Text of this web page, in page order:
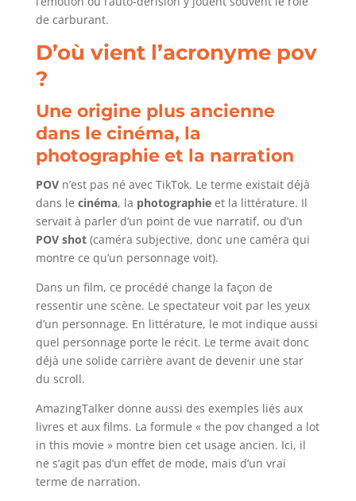
de carburant.
D’où vient l’acronyme pov
?
Une origine plus ancienne
dans le cinéma, la
photographie et la narration
POVn’est pas né avec TikTok. Le terme existait déjà
dans le cinéma, la photographieet la littérature. Il
servait à parler d’un point de vue narratif, ou d’un
POV shot(caméra subjective, donc une caméra qui
montre ce qu’un personnage voit).
Dans un film, ce procédé change la façon de
ressentir une scène. Le spectateur voit par les yeux
d’un personnage. En littérature, le mot indique aussi
quel personnage porte le récit. Le terme avait donc
déjà une solide carrière avant de devenir une star
du scroll.
AmazingTalker donne aussi des exemples liés aux
livres et aux films. La formule « the pov changed a lot
in this movie » montre bien cet usage ancien. Ici, il
ne s’agit pas d’un effet de mode, mais d’un vrai
terme de narration.